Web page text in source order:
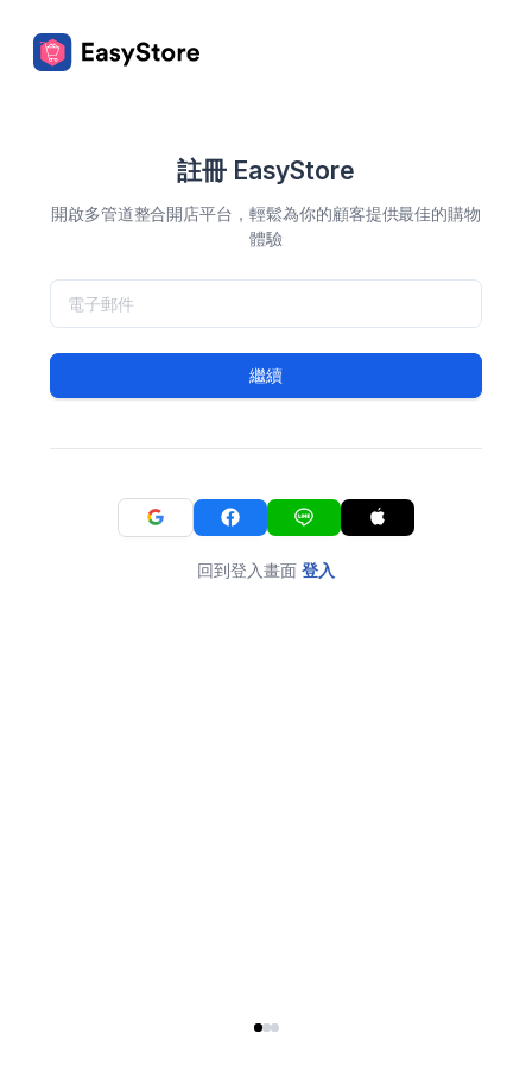
註冊 EasyStore
開啟多管道整合開店平台，輕鬆為你的顧客提供最佳的購物
體驗
繼續
回到登入畫面 登入